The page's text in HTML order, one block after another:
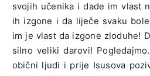
svojih učenika i dade im vlast
ih izgone i da liječe svaku
im je vlast da izgone zloduhe!
silno veliki darovi!
obični ljudi i prije Isusova